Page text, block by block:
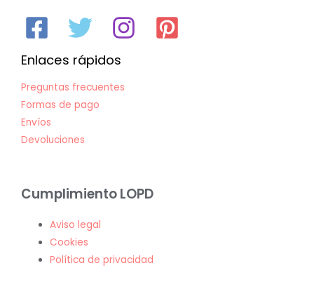
Enlaces rápidos
Preguntas frecuentes
Formas de pago
Envíos
Devoluciones
Cumplimiento LOPD
Aviso legal
Cookies
Política de privacidad